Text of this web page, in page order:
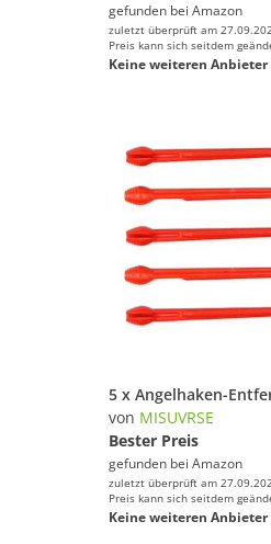
gefunden bei Amazon
zuletzt überprüft am
Preis kann sich seitdem
Keine weiteren Anbieter
von MISUVRSE
Bester Preis
gefunden bei Amazon
zuletzt überprüft am
Preis kann sich seitdem
Keine weiteren Anbieter